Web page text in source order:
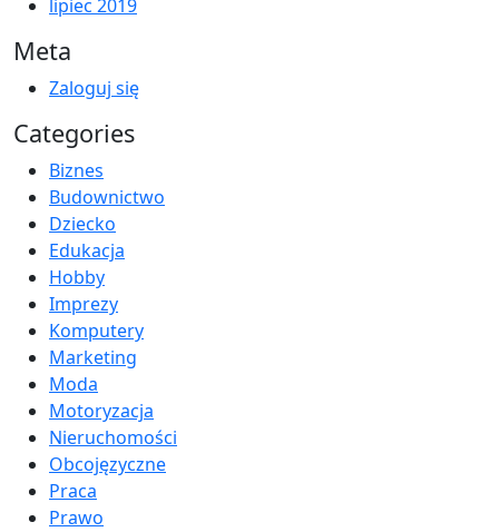
lipiec 2019
Meta
Zaloguj się
Categories
Biznes
Budownictwo
Dziecko
Edukacja
Hobby
Imprezy
Komputery
Marketing
Moda
Motoryzacja
Nieruchomości
Obcojęzyczne
Praca
Prawo